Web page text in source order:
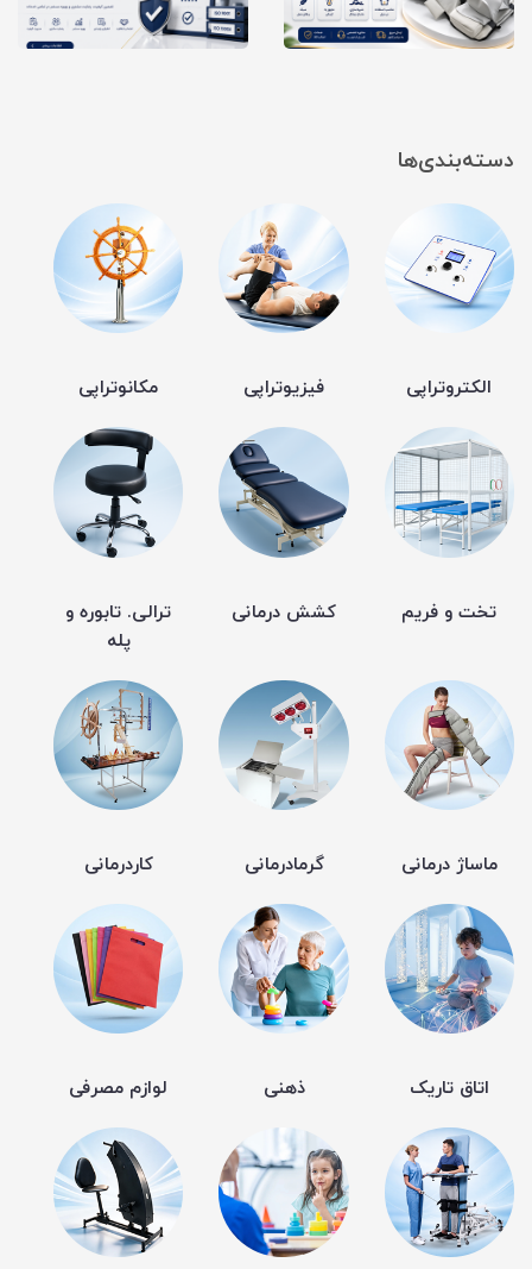
دسته‌بندی‌ها
الکتروتراپی فیزیوتراپی مکانوتراپی
تخت و فریم کشش درمانی
ترالی. تابوره و
پله
ماساژ درمانی گرمادرمانی کاردرمانی
اتاق تاریک ذهنی لوازم مصرفی